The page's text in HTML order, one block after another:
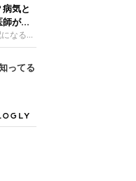
いぬの
愛犬と
に注意
は、犬
につい
本りさ
るのは
ずしも
ます。
れてい
感じる
で
が必要
か？
」につ
山口み
の活
投稿写
が減る
。理由
気と
が解
なるこ
眠時間
ない睡
の対処
談室の
も犬の
ち投稿
1日に
か？岡
に、
は12
～20
ってる